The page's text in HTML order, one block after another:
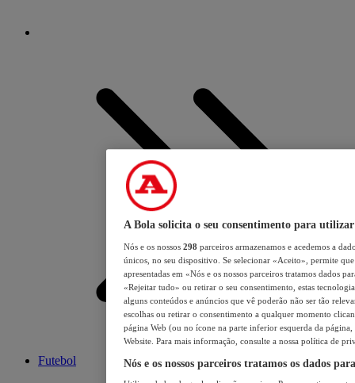
Futebol
A Bola solicita o seu consentimento para utilizar
Nós e os nossos 298 parceiros armazenamos e acedemos a
únicos, no seu dispositivo. Se selecionar «Aceito», permite
apresentadas em «Nós e os nossos parceiros tratamos dados
«Rejeitar tudo» ou retirar o seu consentimento, estas
alguns conteúdos e anúncios que vê poderão não ser tão
escolhas ou retirar o consentimento a qualquer momento
página Web (ou no ícone na parte inferior esquerda da página,
Website. Para mais informação, consulte a nossa política de
Nós e os nossos parceiros tratamos os dados